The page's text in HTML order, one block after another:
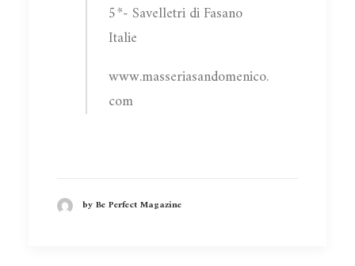
5*- Savelletri di Fasano
Italie
www.masseriasandomenico.
com
by Be Perfect Magazine